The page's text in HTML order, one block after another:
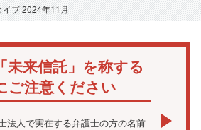
イブ 2024年11月
未来信託」を称する
ご注意ください
法人で実在する弁護士の方の名前